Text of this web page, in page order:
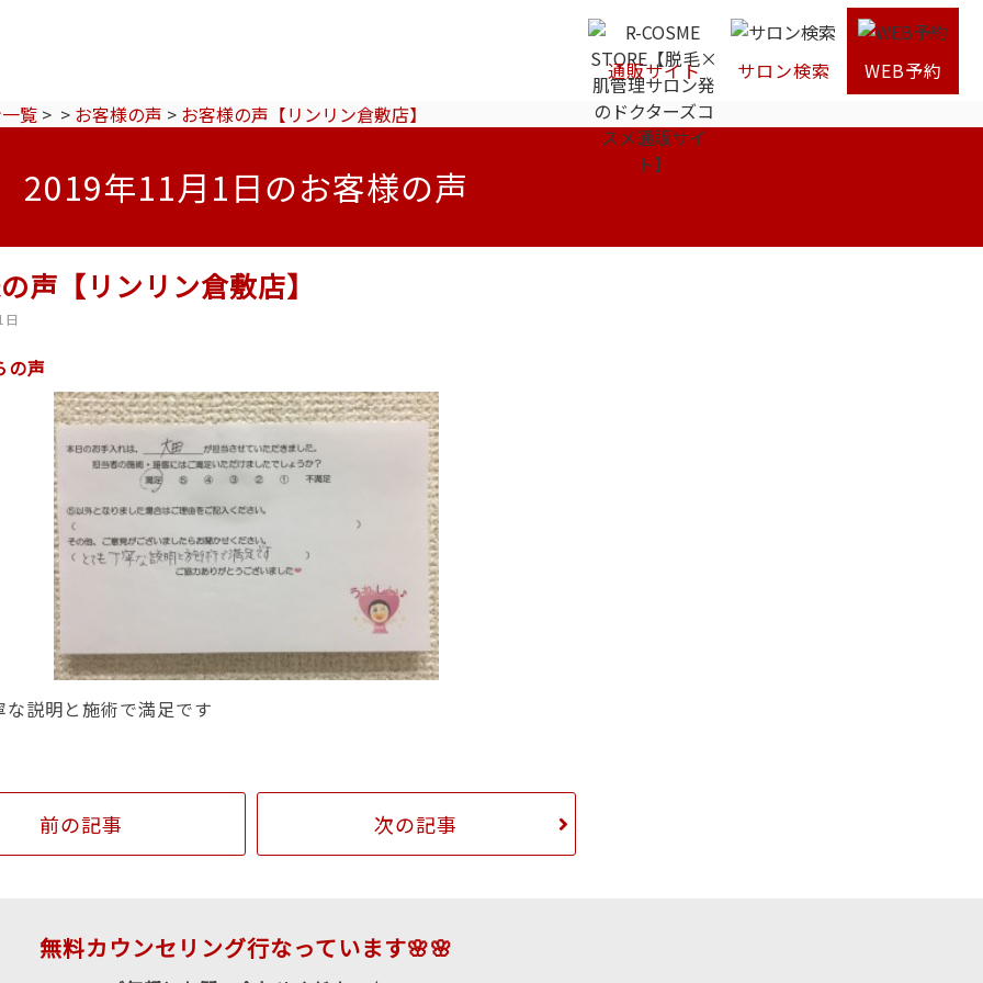
通販サイト サロン検索
WEB予約
覧 > > お客様の声 > お客様の声【リンリン倉敷店】
2019年11月1日のお客様の声
声【リンリン倉敷店】
の声
な説明と施術で満足です
前の記事 次の記事
無料カウンセリング行なっています🌸🌸